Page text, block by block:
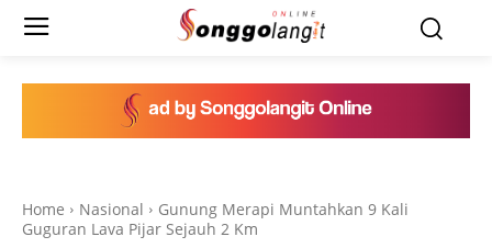
Home Nasional
Gunung Merapi Muntahkan 9 Kali
Guguran Lava Pijar Sejauh 2 Km